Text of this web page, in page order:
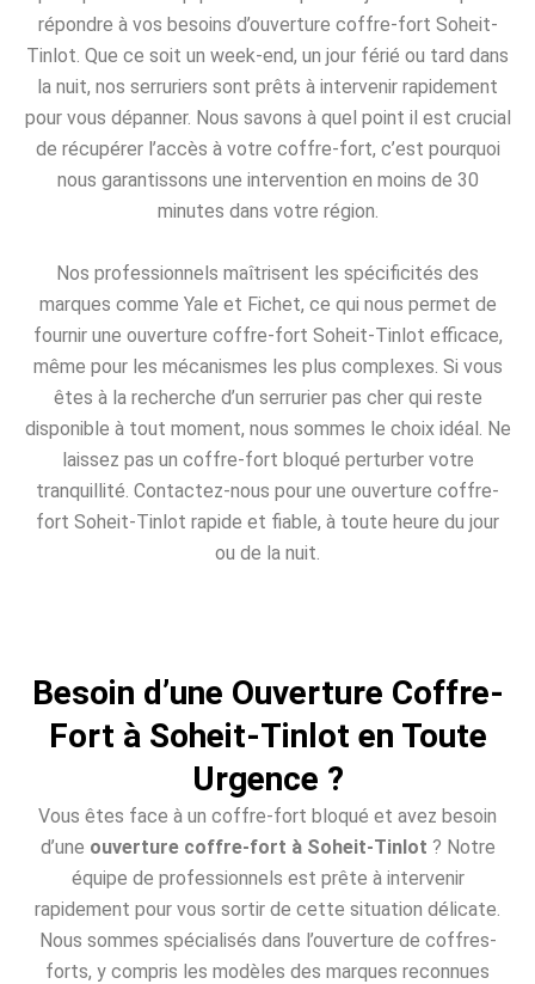
répondre à vos besoins d’ouverture coffre-fort Soheit-
Tinlot. Que ce soit un week-end, un jour férié ou tard dans
la nuit, nos serruriers sont prêts à intervenir rapidement
pour vous dépanner. Nous savons à quel point il est crucial
de récupérer l’accès à votre coffre-fort, c’est pourquoi
nous garantissons une intervention en moins de 30
minutes dans votre région.
Nos professionnels maîtrisent les spécificités des
marques comme Yale et Fichet, ce qui nous permet de
fournir une ouverture coffre-fort Soheit-Tinlot efficace,
même pour les mécanismes les plus complexes. Si vous
êtes à la recherche d’un serrurier pas cher qui reste
disponible à tout moment, nous sommes le choix idéal. Ne
laissez pas un coffre-fort bloqué perturber votre
tranquillité. Contactez-nous pour une ouverture coffre-
fort Soheit-Tinlot rapide et fiable, à toute heure du jour
ou de la nuit.
Besoin d’une Ouverture Coffre-
Fort à Soheit-Tinlot en Toute
Urgence ?
Vous êtes face à un coffre-fort bloqué et avez besoin
d’une ouverture coffre-fort à Soheit-Tinlot ? Notre
équipe de professionnels est prête à intervenir
rapidement pour vous sortir de cette situation délicate.
Nous sommes spécialisés dans l’ouverture de coffres-
forts, y compris les modèles des marques reconnues